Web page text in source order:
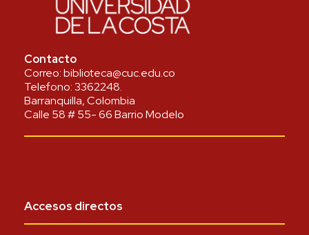
Contacto
Correo:biblioteca@cuc.edu.co
Telefono:3362248.
Barranquilla, Colombia
Calle 58 # 55- 66 Barrio Modelo
Accesos directos